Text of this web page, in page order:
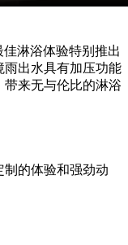
淋浴体验特别推出
雨出水具有加压功能
来无与伦比的淋浴
的体验和强劲动